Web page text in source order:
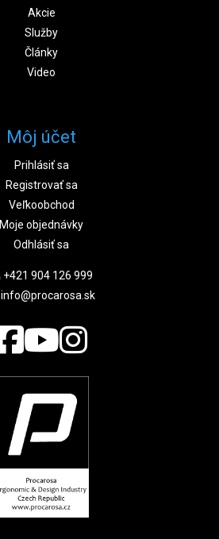
Akcie
Služby
Články
Video
Môj účet
Prihlásiť sa
Registrovať sa
Veľkoobchod
Moje objednávky
Odhlásiť sa
+421 904 126 999
info@procarosa.sk